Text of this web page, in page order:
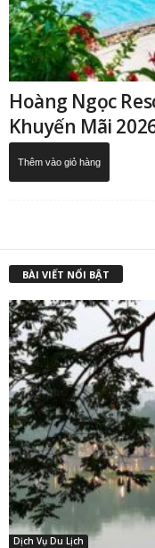
Hoàng Ngọc
Khuyến Mãi
Thêm vào giỏ hàng
BÀI VIẾT NỔI BẬT
Dịch Vụ Du Lịch